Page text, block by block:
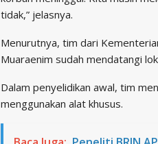
tidak,” jelasnya.
Menurutnya, tim dari
Muaraenim sudah mendatangi
Dalam penyelidikan awal, tim
menggunakan alat khusus.